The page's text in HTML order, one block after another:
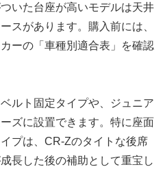
いた台座が高いモデルは天井
スがあります。購入前には、
ーの「車種別適合表」を確認
ルト固定タイプや、ジュニア
ズに設置できます。特に座面
プは、CR-Zのタイトな後席
長した後の補助として重宝し